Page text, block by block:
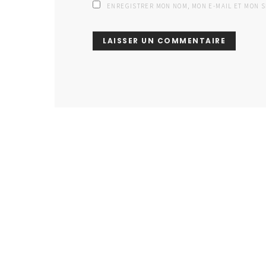
ENREGISTRER MON NOM, MON E-MAIL ET MON